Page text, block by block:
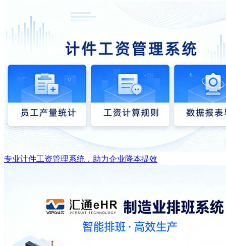
专业计件工资管理系统，助力企业降本提效